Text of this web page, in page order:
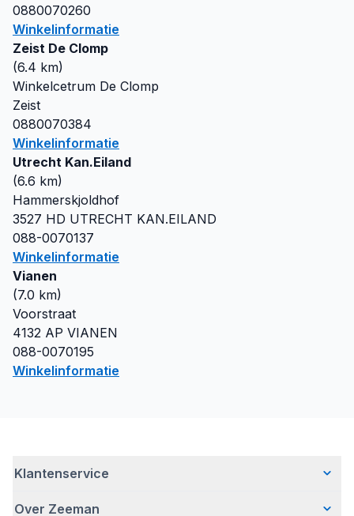
0880070260
Winkelinformatie
Zeist De Clomp
(6.4 km)
Winkelcetrum De Clomp
Zeist
0880070384
Winkelinformatie
Utrecht Kan.Eiland
(6.6 km)
Hammerskjoldhof
3527 HD UTRECHT KAN.EILAND
088-0070137
Winkelinformatie
Vianen
(7.0 km)
Voorstraat
4132 AP VIANEN
088-0070195
Winkelinformatie
Klantenservice
Veelgestelde vragen
Over Zeeman